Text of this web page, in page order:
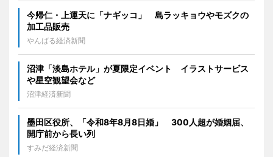
今帰仁・上運天に「ナギッコ」 島ラッキョウやモズクの
加工品販売
やんばる経済新聞
沼津「淡島ホテル」が夏限定イベント イラストサービス
や星空観望会など
沼津経済新聞
墨田区役所、「令和8年8月8日婚」 300人超が婚姻届、
開庁前から長い列
すみだ経済新聞